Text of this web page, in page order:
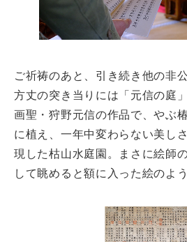
ご祈祷のあと、引き続き他の非
方丈の突き当りには「元信の庭
画聖・狩野元信の作品で、やぶ
に植え、一年中変わらない美し
現した枯山水庭園。まさに絵師
して眺めると額に入った絵のよ